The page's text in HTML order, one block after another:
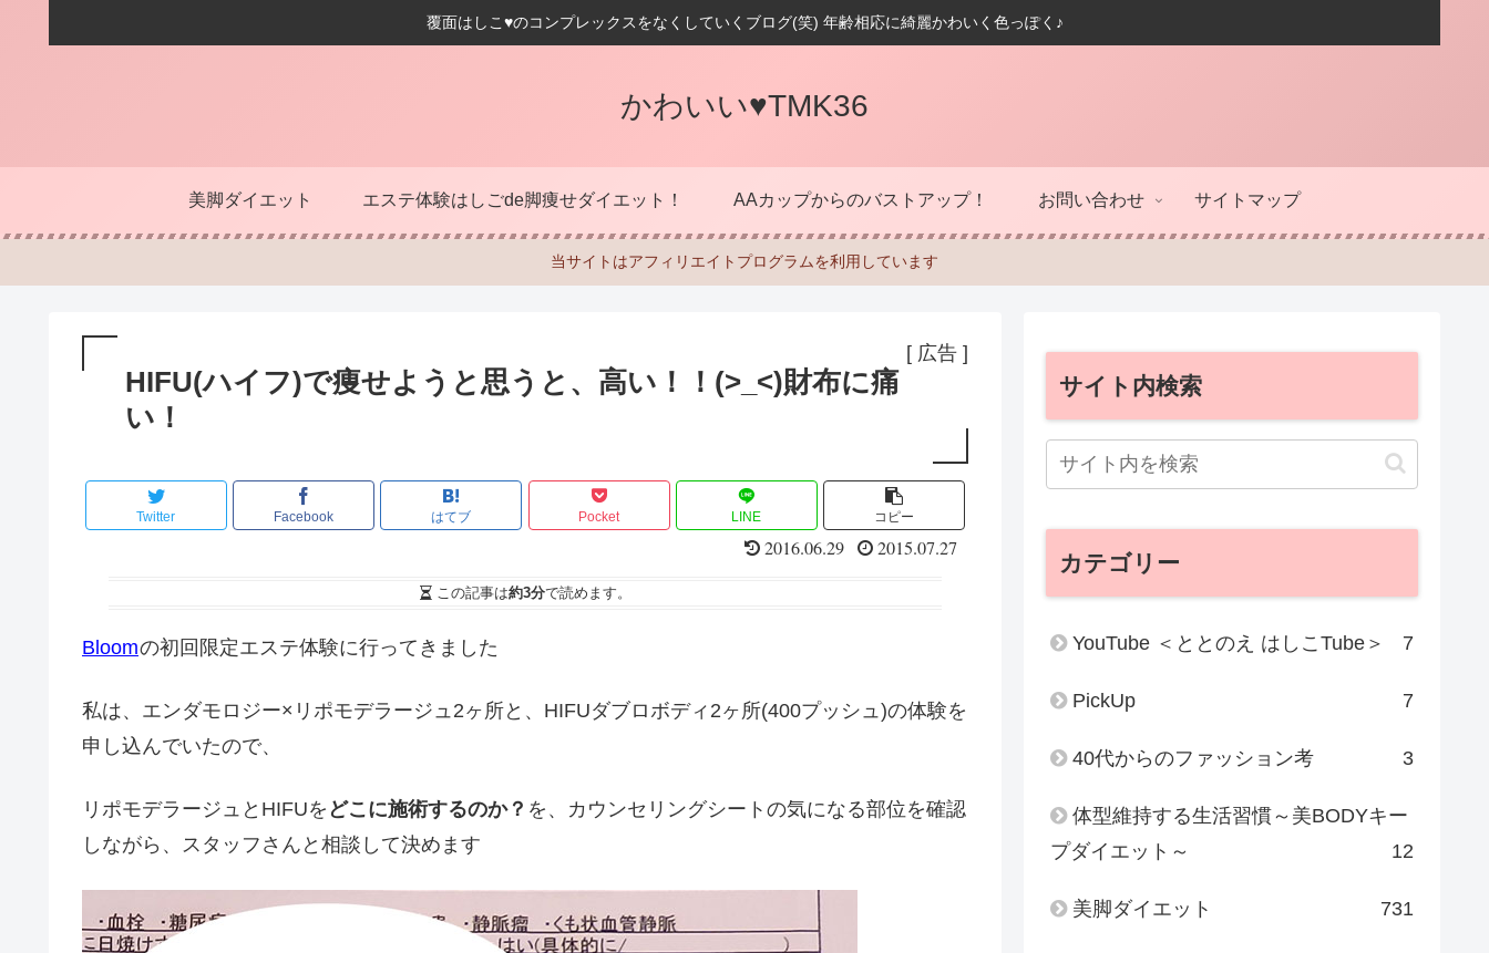
覆面はしこ♥のコンプレックスをなくしていくブログ(笑) 年齢相応に綺麗かわいく色っぽく♪
かわいい♥TMK36
美脚ダイエット エステ体験はしごde脚痩せダイエット！ AAカップからのバストアップ！ お問い合わせ サイトマップ
当サイトはアフィリエイトプログラムを利用しています
[ 広告 ]
HIFU(ハイフ)で痩せようと思うと、高い！！(>_<)財布に痛
い！
Twitter Facebook はてブ Pocket LINE コピー
2016.06.29 2015.07.27
この記事は約3分で読めます。
Bloomの初回限定エステ体験に行ってきました
私は、エンダモロジー×リポモデラージュ2ヶ所と、HIFUダブロボディ2ヶ所(400プッシュ)の体験を
申し込んでいたので、
リポモデラージュとHIFUを どこに施術するのか？ を、カウンセリングシートの気になる部位を確認
しながら、スタッフさんと相談して決めます
サイト内検索
カテゴリー
YouTube ＜ととのえ はしこTube＞ 7
PickUp 7
40代からのファッション考 3
体型維持する生活習慣～美BODYキー
プダイエット～
12
美脚ダイエット 731